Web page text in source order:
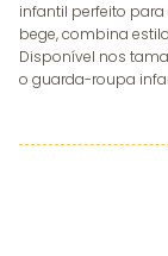
infantil perfeito
bege, combina
Disponível nos
o guarda-roupa